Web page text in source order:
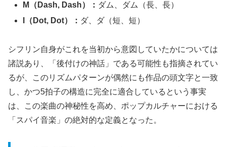
M（Dash, Dash）： ダム、ダム（長、長）
I（Dot, Dot）： ダ、ダ（短、短）
シフリン自身がこれを当初から意図していたかについては
諸説あり、「後付けの神話」である可能性も指摘されてい
るが、このリズムパターンが偶然にも作品の頭文字と一致
し、かつ5拍子の構造に完全に適合しているという事実
は、この楽曲の神秘性を高め、ポップカルチャーにおける
「スパイ音楽」の絶対的な定義となった。